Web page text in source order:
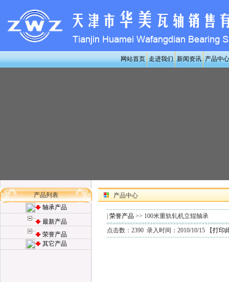
网站首页 走进我们 新闻资讯产品中
产品列表
轴承产品
最新产品
荣誉产品
其它产品
产品中心
荣誉产品 >> 100米重轨轧机立辊轴承
点击数：2390 录入时间：2010/10/15 【打印